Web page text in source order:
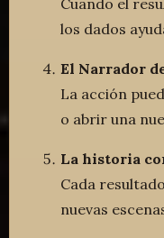
los dados
El Narrador
La acción
o abrir una
La historia
Cada
nuevas